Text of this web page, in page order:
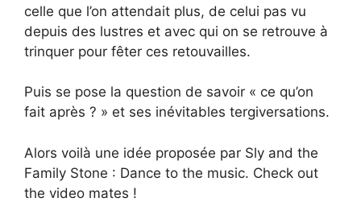
celle que l’on attendait plus, de celui pas vu
depuis des lustres et avec qui on se retrouve à
trinquer pour fêter ces retouvailles.
Puis se pose la question de savoir « ce qu’on
fait après ? » et ses inévitables tergiversations.
Alors voilà une idée proposée par Sly and the
Family Stone : Dance to the music. Check out
the video mates !